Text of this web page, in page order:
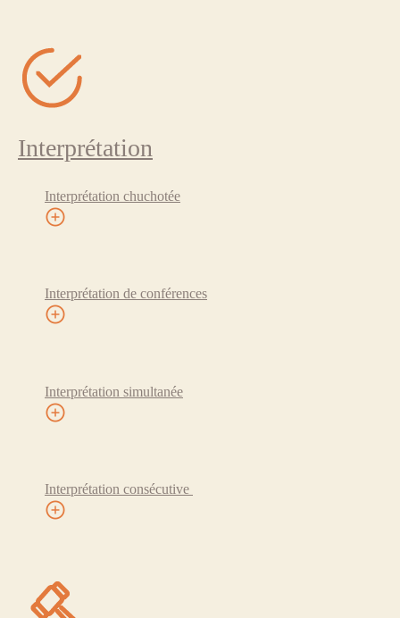
Interprétation
Interprétation chuchotée
Interprétation de conférences
Interprétation simultanée
Interprétation consécutive